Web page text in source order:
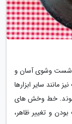
شست وشوی آسان و
مانند سایر ابزارها
شوند. خط وخش های
و تغییر ظاهر،